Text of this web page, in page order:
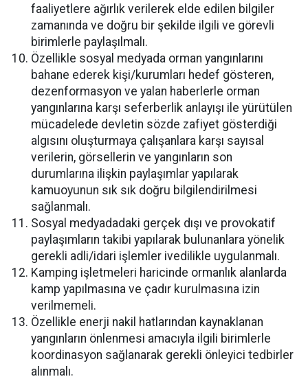
faaliyetlere ağırlık verilerek elde edilen bilgiler
zamanında ve doğru bir şekilde ilgili ve görevli
birimlerle paylaşılmalı.
Özellikle sosyal medyada orman yangınlarını
bahane ederek kişi/kurumları hedef gösteren,
dezenformasyon ve yalan haberlerle orman
yangınlarına karşı seferberlik anlayışı ile yürütülen
mücadelede devletin sözde zafiyet gösterdiği
algısını oluşturmaya çalışanlara karşı sayısal
verilerin, görsellerin ve yangınların son
durumlarına ilişkin paylaşımlar yapılarak
kamuoyunun sık sık doğru bilgilendirilmesi
sağlanmalı.
Sosyal medyadadaki gerçek dışı ve provokatif
paylaşımların takibi yapılarak bulunanlara yönelik
gerekli adli/idari işlemler ivedilikle uygulanmalı.
Kamping işletmeleri haricinde ormanlık alanlarda
kamp yapılmasına ve çadır kurulmasına izin
verilmemeli.
Özellikle enerji nakil hatlarından kaynaklanan
yangınların önlenmesi amacıyla ilgili birimlerle
koordinasyon sağlanarak gerekli önleyici tedbirler
alınmalı.